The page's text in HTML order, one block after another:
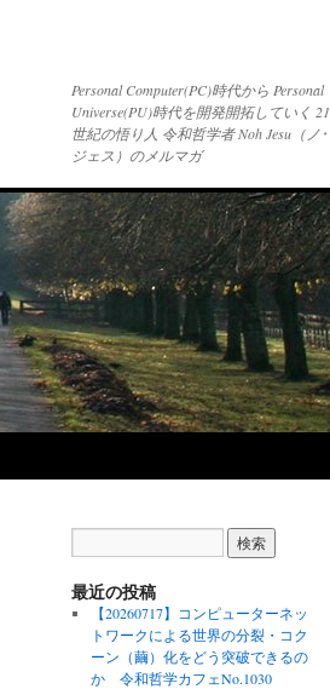
Personal Computer(PC)時代から Personal
Universe(PU)時代を開発開拓していく 21
世紀の悟り人 令和哲学者 Noh Jesu（ノ･
ジェス）のメルマガ
最近の投稿
【20260717】コンピューターネッ
トワークによる世界の分裂・コク
ーン（繭）化をどう突破できるの
か 令和哲学カフェNo.1030